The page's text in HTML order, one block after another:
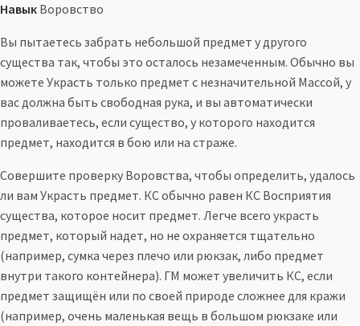
Навык Воровство
Вы пытаетесь забрать небольшой предмет у другого
существа так, чтобы это осталось незамеченным. Обычно вы
можете Украсть только предмет с незначительной Массой, у
вас должна быть свободная рука, и вы автоматически
проваливаетесь, если существо, у которого находится
предмет, находится в бою или на страже.
Совершите проверку Воровства, чтобы определить, удалось
ли вам Украсть предмет. КС обычно равен КС Восприятия
существа, которое носит предмет. Легче всего украсть
предмет, который надет, но не охраняется тщательно
(например, сумка через плечо или рюкзак, либо предмет
внутри такого контейнера). ГМ может увеличить КС, если
предмет защищён или по своей природе сложнее для кражи
(например, очень маленькая вещь в большом рюкзаке или